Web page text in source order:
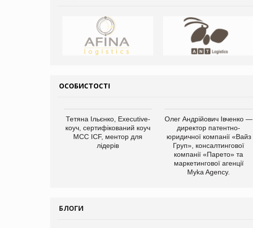
ОСОБИСТОСТІ
Тетяна Ільєнко, Executive-
коуч, сертифікований коуч
МСС ICF, ментор для
лідерів
Олег Андрійович Івченко —
директор патентно-
юридичної компанії «Вайз
Груп», консалтингової
компанії «Парето» та
маркетингової агенції
Myka Agency.
БЛОГИ